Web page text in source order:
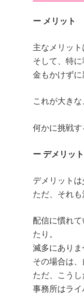
ー メリット
主なメリット
そして、特
金もかけず
これが大きな
何かに挑戦
ー デメリッ
デメリット
ただ、それも
配信に慣れ
たり。
滅多にあり
その場合は
ただ、こう
事務所はライ